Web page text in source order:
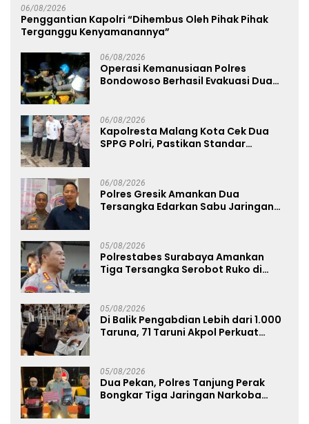
06/08/2026
Penggantian Kapolri “Dihembus Oleh Pihak Pihak
Terganggu Kenyamanannya”
06/08/2026
Operasi Kemanusiaan Polres
Bondowoso Berhasil Evakuasi Dua
06/08/2026
Kapolresta Malang Kota Cek Dua
SPPG Polri, Pastikan Standar
06/08/2026
Polres Gresik Amankan Dua
Tersangka Edarkan Sabu Jaringan
05/08/2026
Polrestabes Surabaya Amankan
Tiga Tersangka Serobot Ruko di
05/08/2026
Di Balik Pengabdian Lebih dari 1.000
Taruna, 71 Taruni Akpol Perkuat
05/08/2026
Dua Pekan, Polres Tanjung Perak
Bongkar Tiga Jaringan Narkoba